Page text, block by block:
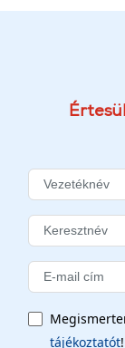
tájékoztatót!